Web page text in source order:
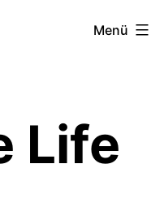
Menü
Life